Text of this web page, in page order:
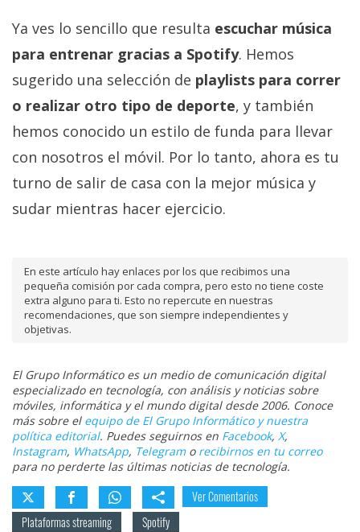
Ya ves lo sencillo que resulta escuchar música
para entrenar gracias a Spotify. Hemos
sugerido una selección de playlists para correr
o realizar otro tipo de deporte, y también
hemos conocido un estilo de funda para llevar
con nosotros el móvil. Por lo tanto, ahora es tu
turno de salir de casa con la mejor música y
sudar mientras hacer ejercicio.
En este artículo hay enlaces por los que recibimos una
pequeña comisión por cada compra, pero esto no tiene coste
extra alguno para ti. Esto no repercute en nuestras
recomendaciones, que son siempre independientes y
objetivas.
El Grupo Informático es un medio de comunicación digital
especializado en tecnología, con análisis y noticias sobre
móviles, informática y el mundo digital desde 2006. Conoce
más sobre el equipo de El Grupo Informático y nuestra
política editorial. Puedes seguirnos en Facebook, X,
Instagram, WhatsApp, Telegramo recibirnos en tu correo
para no perderte las últimas noticias de tecnología.
Ver Comentarios
Plataformas streaming
Spotify